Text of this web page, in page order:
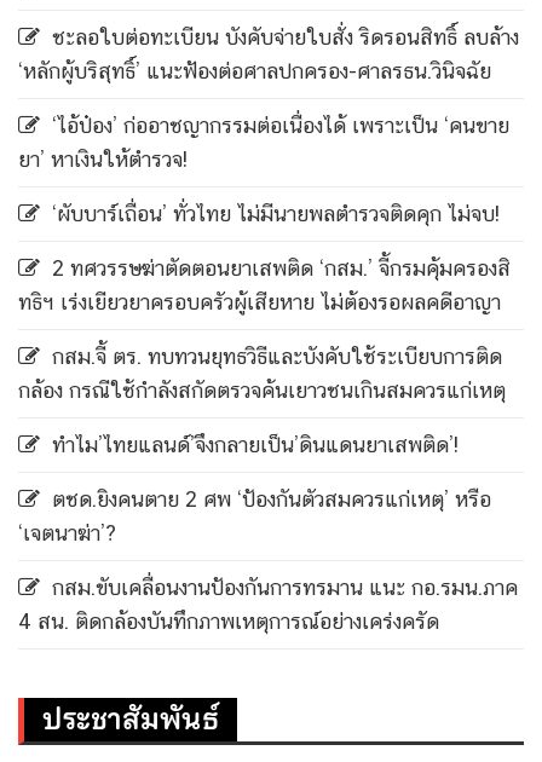
ชะลอใบต่อทะเบียน บังคับจ่ายใบสั่ง ริดรอนสิทธิ์ ลบล้าง
‘หลักผู้บริสุทธิ์’ แนะฟ้องต่อศาลปกครอง-ศาลรธน.วินิจฉัย
‘ไอ้ป๋อง’ ก่ออาชญากรรมต่อเนื่องได้ เพราะเป็น ‘คนขาย
ยา’ หาเงินให้ตำรวจ!
‘ผับบาร์เถื่อน’ ทั่วไทย ไม่มีนายพลตำรวจติดคุก ไม่จบ!
2 ทศวรรษฆ่าตัดตอนยาเสพติด ‘กสม.’ จี้กรมคุ้มครองสิ
ทธิฯ เร่งเยียวยาครอบครัวผู้เสียหาย ไม่ต้องรอผลคดีอาญา
กสม.จี้ ตร. ทบทวนยุทธวิธีและบังคับใช้ระเบียบการติด
กล้อง กรณีใช้กำลังสกัดตรวจค้นเยาวชนเกินสมควรแก่เหตุ
ทำไม’ไทยแลนด์’จึงกลายเป็น’ดินแดนยาเสพติด’!
ตชด.ยิงคนตาย 2 ศพ ‘ป้องกันตัวสมควรแก่เหตุ’ หรือ
‘เจตนาฆ่า’?
กสม.ขับเคลื่อนงานป้องกันการทรมาน แนะ กอ.รมน.ภาค
4 สน. ติดกล้องบันทึกภาพเหตุการณ์อย่างเคร่งครัด
ประชาสัมพันธ์